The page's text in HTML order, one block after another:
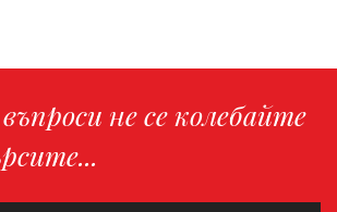
не се колебайте